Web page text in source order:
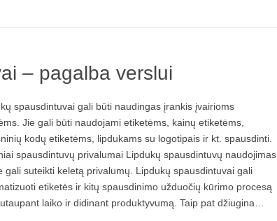
– pagalba verslui
spausdintuvai gali būti naudingas įrankis įvairioms
Jie gali būti naudojami etiketėms, kainų etiketėms,
kodų etiketėms, lipdukams su logotipais ir kt. spausdinti.
spausdintuvų privalumai Lipdukų spausdintuvų naudojimas
gali suteikti keletą privalumų. Lipdukų spausdintuvai gali
etiketės ir kitų spausdinimo užduočių kūrimo procesą
laiko ir didinant produktyvumą. Taip pat džiugina…